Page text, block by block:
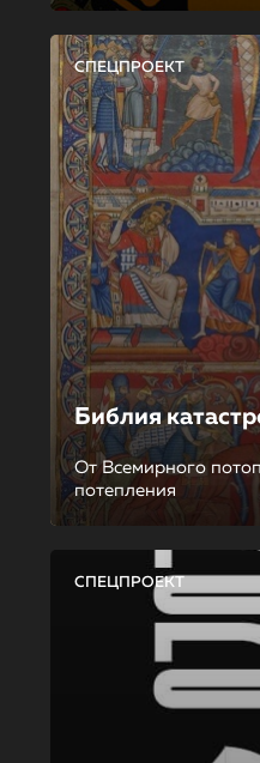
СПЕЦПРОЕКТ
Библия
От Всемирного
потепления
СПЕЦПРОЕКТ